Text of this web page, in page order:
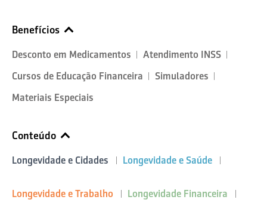
Benefícios
Desconto em Medicamentos
Atendimento INSS
Cursos de Educação Financeira
Simuladores
Materiais Especiais
Conteúdo
Longevidade e Cidades Longevidade e Saúde
Longevidade e Trabalho Longevidade Financeira